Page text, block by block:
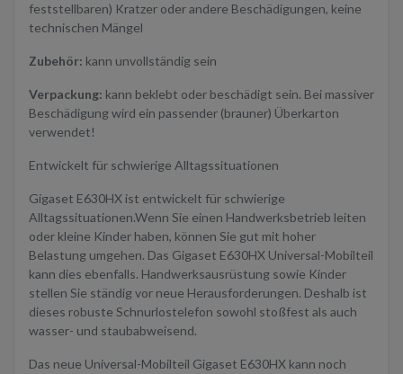
feststellbaren) Kratzer oder andere Beschädigungen, keine
technischen Mängel
Zubehör: kann unvollständig sein
Verpackung: kann beklebt oder beschädigt sein. Bei massiver
Beschädigung wird ein passender (brauner) Überkarton
verwendet!
Entwickelt für schwierige Alltagssituationen
Gigaset E630HX ist entwickelt für schwierige
Alltagssituationen.Wenn Sie einen Handwerksbetrieb leiten
oder kleine Kinder haben, können Sie gut mit hoher
Belastung umgehen. Das Gigaset E630HX Universal-Mobilteil
kann dies ebenfalls. Handwerksausrüstung sowie Kinder
stellen Sie ständig vor neue Herausforderungen. Deshalb ist
dieses robuste Schnurlostelefon sowohl stoßfest als auch
wasser- und staubabweisend.
Das neue Universal-Mobilteil Gigaset E630HX kann noch